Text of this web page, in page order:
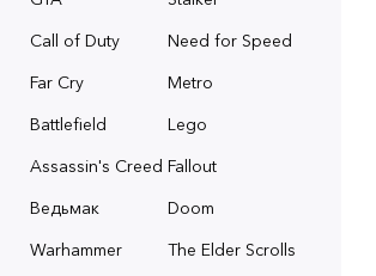
Call of Duty
Need for Speed
Far Cry
Metro
Battlefield
Lego
Assassin's Creed Fallout
Ведьмак
Doom
Warhammer
The Elder Scrolls